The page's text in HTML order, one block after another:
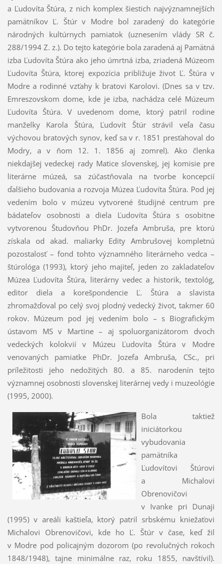
a Ľudovíta Štúra, z nich komplex šiestich najvýznamnejších
pamätníkov Ľ. Štúr v Modre bol zaradený do kategórie
národných kultúrnych pamiatok (uznesením vlády SR č.
288/1994 Z. z.). Do tejto kategórie bola zaradená aj Pamätná
izba Ľudovíta Štúra ako jeho úmrtná izba, zriadená Múzeom
Ľudovíta Štúra, ktorej expozícia približuje život Ľ. Štúra v
Modre a rodinné vzťahy k bratovi Karolovi. (Dnes sa v tzv.
Emreszovskom dome, kde je izba, nachádza celé Múzeum
Ľudovíta Štúra. V uvedenom dome, ktorý patril rodine
manželky Karola Štúra, Ľudovít Štúr strávil veľa času
výchovou bratových synov, keď sa v r. 1851 presťahoval do
Modry, a v ňom 12. 1. 1856 aj zomrel). Ako členka
niekdajšej vedeckej rady Matice slovenskej, jej komisie pre
literárne múzeá, sa zúčastňovala na tvorbe koncepcií
ďalšieho budovania a rozvoja Múzea Ľudovíta Štúra. Pod jej
vedením bolo v múzeu vytvorené študijné centrum pre
bádateľov osobnosti a diela Ľudovíta Štúra s osobitne
vytvorenou Študovňou PhDr. Jozefa Ambruša, pre ktorú
získala od akad. maliarky Edity Ambrušovej kompletnú
pozostalosť – fond tohto významného literárneho vedca –
štúrológa (1993), ktorý jeho majiteľ, jeden zo zakladateľov
Múzea Ľudovíta Štúra, literárny vedec a historik, textológ,
editor diela a korešpondencie Ľ. Štúra a slavista
zhromažďoval po celý svoj plodný vedecký život, takmer 60
rokov. Múzeum pod jej vedením bolo – s Biografickým
ústavom MS v Martine – aj spoluorganizátorom dvoch
vedeckých kolokvií v Múzeu Ľudovíta Štúra v Modre
venovaných pamiatke PhDr. Jozefa Ambruša, CSc., pri
príležitosti jeho nedožitých 80. a 85. narodenín tejto
významnej osobnosti slovenskej literárnej vedy i muzeológie
(1995, 2000).
Bola taktiež
iniciátorkou
vybudovania
pamätníka
Ľudovítovi Štúrovi
a Michalovi
Obrenovičovi
v Ivanke pri Dunaji
(1995) v areáli kaštieľa, ktorý patril srbskému kniežaťovi
Michalovi Obrenovičovi, kde ho Ľ. Štúr v čase, keď žil
v Modre pod policajným dozorom (po revolučných rokoch
1848/1948), tajne minimálne raz, roku 1855, navštívil).